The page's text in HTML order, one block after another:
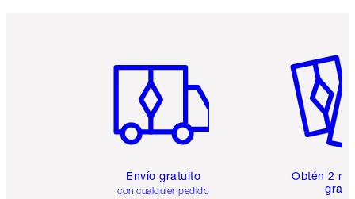
Envío gratuito
con cualquier pedido
Obtén 2
gratis